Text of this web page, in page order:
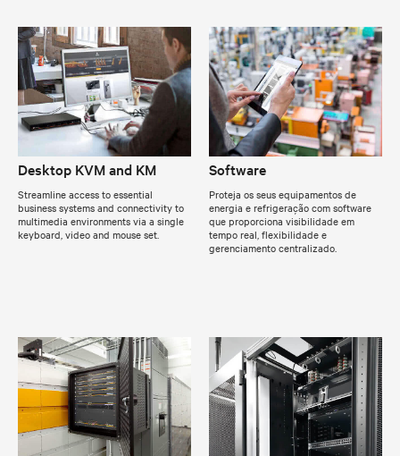
Desktop KVM and KM
Streamline access to essential
business systems and connectivity to
multimedia environments via a single
keyboard, video and mouse set.
Software
Proteja os seus equipamentos de
energia e refrigeração com software
que proporciona visibilidade em
tempo real, flexibilidade e
gerenciamento centralizado.